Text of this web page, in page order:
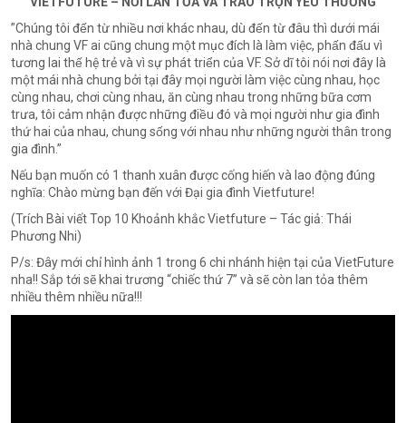
”Chúng tôi đến từ nhiều nơi khác nhau, dù đến từ đâu thì dưới mái
nhà chung VF ai cũng chung một mục đích là làm việc, phấn đấu vì
tương lai thế hệ trẻ và vì sự phát triển của VF. Sở dĩ tôi nói nơi đây là
một mái nhà chung bởi tại đây mọi người làm việc cùng nhau, học
cùng nhau, chơi cùng nhau, ăn cùng nhau trong những bữa cơm
trưa, tôi cảm nhận được những điều đó và mọi người như gia đình
thứ hai của nhau, chung sống với nhau như những người thân trong
gia đình.”
Nếu bạn muốn có 1 thanh xuân được cống hiến và lao động đúng
nghĩa: Chào mừng bạn đến với Đại gia đình Vietfuture!
(Trích Bài viết Top 10 Khoảnh khắc Vietfuture – Tác giả: Thái
Phương Nhi)
P/s: Đây mới chỉ hình ảnh 1 trong 6 chi nhánh hiện tại của VietFuture
nha!! Sắp tới sẽ khai trương “chiếc thứ 7” và sẽ còn lan tỏa thêm
nhiều thêm nhiều nữa!!!